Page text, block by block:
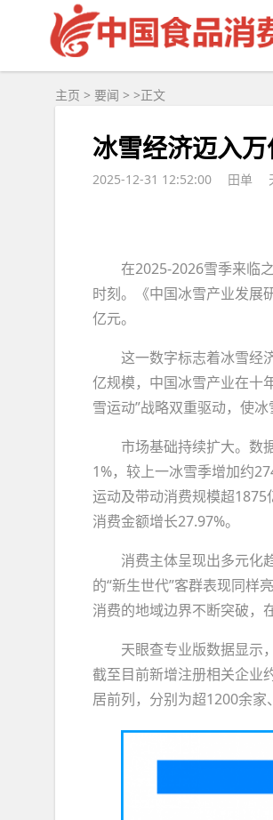
主页 > 要闻 > >正文
冰雪经济迈入
2025-12-31 12:52:00 田单
在2025-2026雪季来临
时刻。《中国冰雪产业发展
亿元。
这一数字标志着冰雪经
亿规模，中国冰雪产业在十
雪运动”战略双重驱动，使
市场基础持续扩大。数
1%，较上一冰雪季增加约
运动及带动消费规模超
消费金额增长27.97%。
消费主体呈现出多元化
的“新生世代”客群表现同样
消费的地域边界不断突破，
天眼查专业版数据显示
截至目前新增注册相关企业
居前列，分别为超1200余家